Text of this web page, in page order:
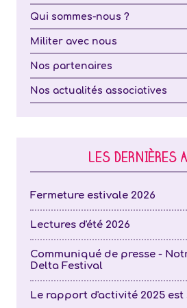
Qui sommes-nous ?
Militer avec nous
Nos partenaires
Nos actualités associatives
LES DERNIÈRES
Fermeture estivale 2026
Lectures d'été 2026
Communiqué de presse -
Delta Festival
Le rapport d'activité 2025 est